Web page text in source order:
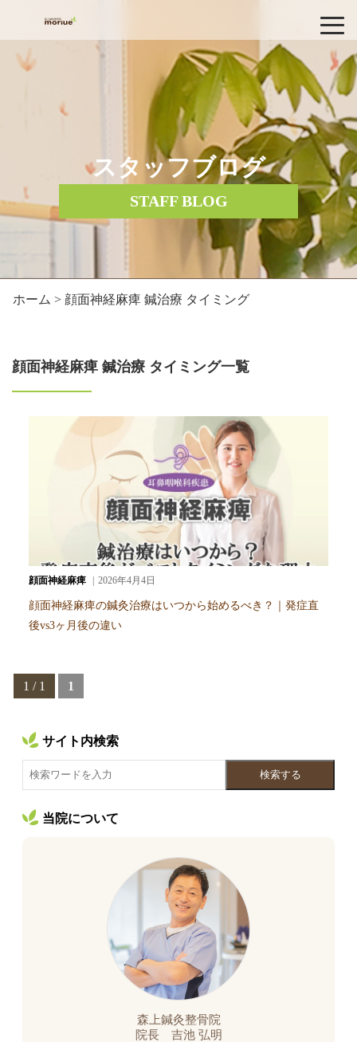
スタッフブログ
STAFF BLOG
ホーム > 顔面神経麻痺 鍼治療 タイミング
顔面神経麻痺 鍼治療 タイミング一覧
顔面神経麻痺 2026年4月4日
顔面神経麻痺の鍼灸治療はいつから始めるべき？｜発症直
後vs3ヶ月後の違い
1 / 1 1
サイト内検索
検索する
当院について
森上鍼灸整骨院
院長 吉池 弘明